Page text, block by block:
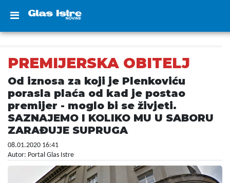
PREMIJERSKA OBITELJ
Od iznosa za koji je Plenkoviću
porasla plaća od kad je postao
premijer - moglo bi se živjeti.
SAZNAJEMO I KOLIKO MU U SABORU
ZARAĐUJE SUPRUGA
08.01.2020 16:41
Autor: Portal Glas Istre